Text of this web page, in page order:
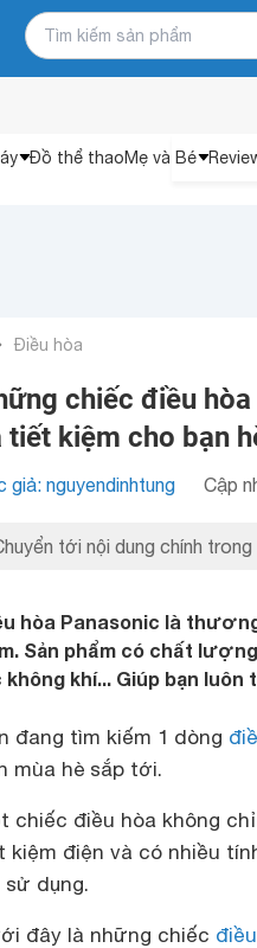
Đồ thể thaoMẹ và Bé
Điều hòa
chiếc điều
tiết kiệm cho bạn
giả: nguyendinhtung Cập
tới nội dung chính trong
hòa Panasonic là
Sản phẩm có chất
không khí... Giúp bạn luôn
đang tìm kiếm 1 dòng
mùa hè sắp tới.
chiếc điều hòa không
kiệm điện và có nhiều
sử dụng.
đây là những chiếc